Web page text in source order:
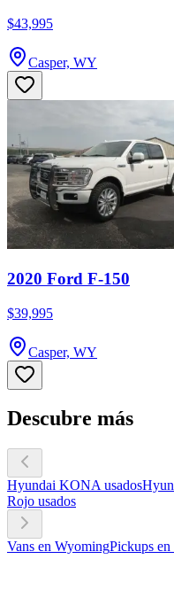
$43,995
Casper, WY
2020 Ford F-150
$39,995
Casper, WY
Descubre más
Hyundai KONA usados
Rojo usados
Vans en WyomingPickups